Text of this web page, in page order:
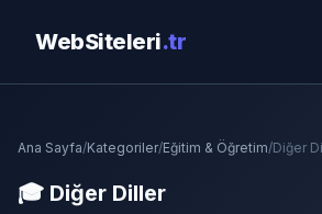
WebSiteleri.tr
Ana Sayfa/Kategoriler/Eğitim & Öğretim/Diğer
🎓 Diğer Diller